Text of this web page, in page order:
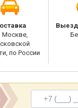
Москве,
по России